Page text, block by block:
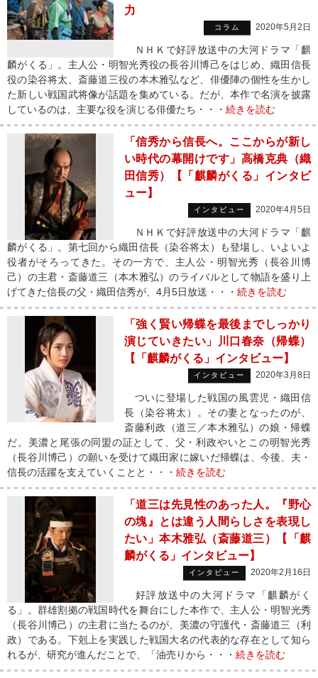
力
コラム 2020年5月2日
ＮＨＫで好評放送中の大河ドラマ「麒
麟がくる」。主人公・明智光秀役の長谷川博己をはじめ、織田信長
役の染谷将太、斎藤道三役の本木雅弘など、俳優陣の個性を生かし
た新しい戦国武将像が話題を集めている。だが、本作で名演を披露
しているのは、主要な役を演じる俳優たち・・・ 続きを読む
「信秀から信長へ。ここからが新し
い時代の幕開けです」高橋克典（織
田信秀）【「麒麟がくる」インタビ
ュー】
インタビュー 2020年4月5日
ＮＨＫで好評放送中の大河ドラマ「麒
麟がくる」。第七回から織田信長（染谷将太）も登場し、いよいよ
役者がそろってきた。その一方で、主人公・明智光秀（長谷川博
己）の主君・斎藤道三（本木雅弘）のライバルとして物語を盛り上
げてきた信長の父・織田信秀が、4月5日放送・・・ 続きを読む
「強く賢い帰蝶を最後までしっかり
演じていきたい」川口春奈（帰蝶）
【「麒麟がくる」インタビュー】
インタビュー 2020年3月8日
ついに登場した戦国の風雲児・織田信
長（染谷将太）。その妻となったのが、
斎藤利政（道三／本木雅弘）の娘・帰蝶
だ。美濃と尾張の同盟の証として、父・利政やいとこの明智光秀
（長谷川博己）の願いを受けて織田家に嫁いだ帰蝶は、今後、夫・
信長の活躍を支えていくことと・・・ 続きを読む
「道三は先見性のあった人。『野心
の塊』とは違う人間らしさを表現し
たい」本木雅弘（斎藤道三）【「麒
麟がくる」インタビュー】
インタビュー 2020年2月16日
好評放送中の大河ドラマ「麒麟がく
る」。群雄割拠の戦国時代を舞台にした本作で、主人公・明智光秀
（長谷川博己）の主君に当たるのが、美濃の守護代・斎藤道三（利
政）である。下剋上を実践した戦国大名の代表的な存在として知ら
れるが、研究が進んだことで、「油売りから・・・ 続きを読む